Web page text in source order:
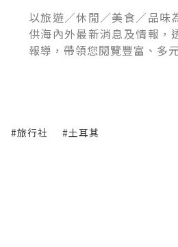
以旅遊／休閒／美食／品味
供海內外最新消息及情報，
報導，帶領您閱覽豐富、多
#旅行社 #土耳其